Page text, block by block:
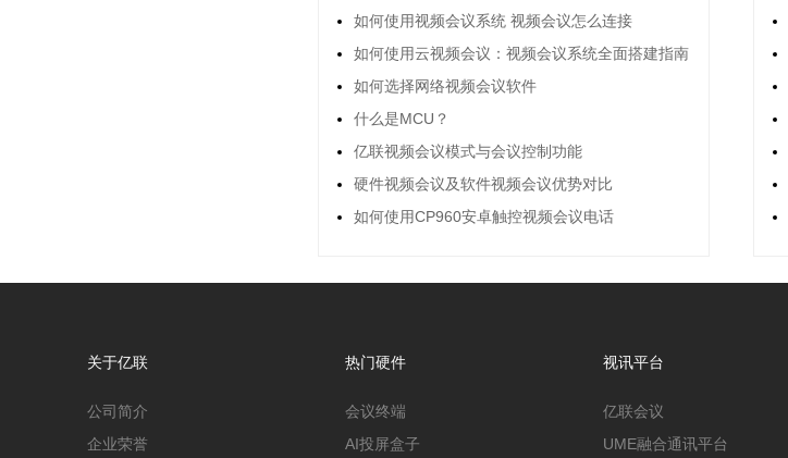
如何使用视频会议系统 视频会议怎么连接
如何使用云视频会议：视频会议系统全面搭建指南
如何选择网络视频会议软件
什么是MCU？
亿联视频会议模式与会议控制功能
硬件视频会议及软件视频会议优势对比
如何使用CP960安卓触控视频会议电话
关于亿联
公司简介
企业荣誉
热门硬件
会议终端
AI投屏盒子
视讯平台
亿联会议
UME融合通讯平台